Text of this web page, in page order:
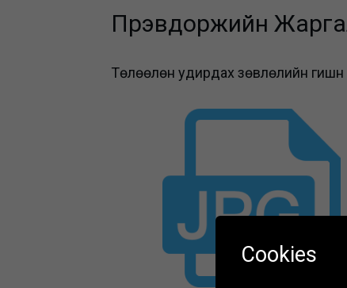
Пүрэвдоржийн
Төлөөлөн удирдах зөвлөлийн гишүүн
Cookies